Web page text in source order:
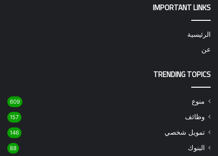
IMPORTANT LINKS
الرئيسية
عن
TRENDING TOPICS
منوع 609
وظائف 157
تمويل شخصي 146
البنوك 88